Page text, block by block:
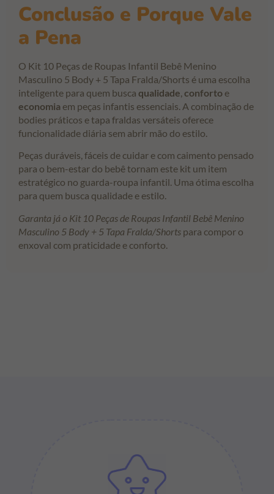
Conclusão e Porque Vale
a Pena
O Kit 10 Peças de Roupas Infantil Bebê Menino
Masculino 5 Body + 5 Tapa Fralda/Shorts é uma escolha
inteligente para quem busca qualidade, conforto e
economia em peças infantis essenciais. A combinação de
bodies práticos e tapa fraldas versáteis oferece
funcionalidade diária sem abrir mão do estilo.
Peças duráveis, fáceis de cuidar e com caimento pensado
para o bem-estar do bebê tornam este kit um item
estratégico no guarda-roupa infantil. Uma ótima escolha
para quem busca qualidade e estilo.
Garanta já o Kit 10 Peças de Roupas Infantil Bebê Menino
Masculino 5 Body + 5 Tapa Fralda/Shorts para compor o
enxoval com praticidade e conforto.